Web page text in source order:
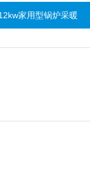
锅炉采暖